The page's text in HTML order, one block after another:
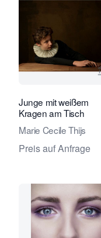
Junge mit weißem
Kragen am Tisch
Marie Cecile Thijs
Preis auf Anfrage